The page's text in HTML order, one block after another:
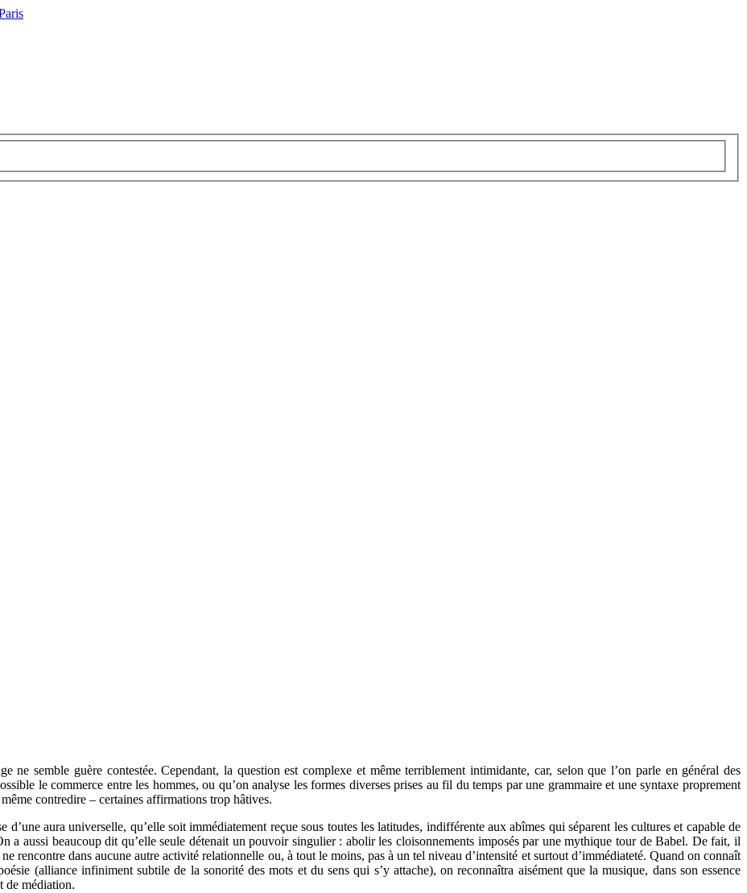
ne semble guère contestée. Cependant, la question est complexe et même terriblement intimidante, car, selon que l’on parle en général des
le commerce entre les hommes, ou qu’on analyse les formes diverses prises au fil du temps par une grammaire et une syntaxe proprement
contredire – certaines affirmations trop hâtives.
aura universelle, qu’elle soit immédiatement reçue sous toutes les latitudes, indifférente aux abîmes qui séparent les cultures et capable de
a aussi beaucoup dit qu’elle seule détenait un pouvoir singulier : abolir les cloisonnements imposés par une mythique tour de Babel. De fait, il
rencontre dans aucune autre activité relationnelle ou, à tout le moins, pas à un tel niveau d’intensité et surtout d’immédiateté. Quand on connaît
(alliance infiniment subtile de la sonorité des mots et du sens qui s’y attache), on reconnaîtra aisément que la musique, dans son essence
de médiation.